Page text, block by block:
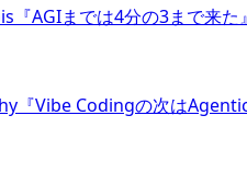
『AGIまでは4分の3まで来た
『Vibe Codingの次は